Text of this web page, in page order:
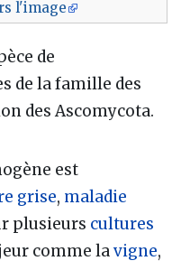
l'image
de
de la famille des
des Ascomycota.
est
grise, maladie
plusieurs cultures
comme lavigne,